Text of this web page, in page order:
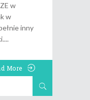
w
w
inny
More